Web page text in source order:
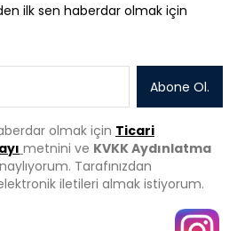
ilk sen haberdar olmak için
Abone Ol.
olmak için Ticari
metnini ve KVKK Aydınlatma
Tarafınızdan
iletileri almak istiyorum.